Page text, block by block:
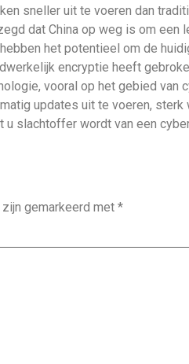
sneller uit te voeren dan
dat China op weg is om
het potentieel om de
encryptie heeft
vooral op het gebied
updates uit te voeren,
slachtoffer wordt van een
gemarkeerd met *